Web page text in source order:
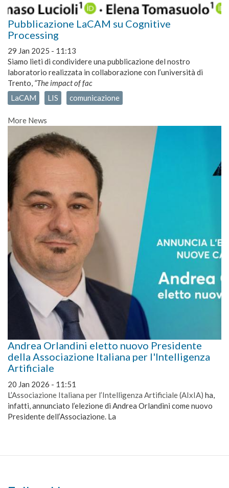
Pubblicazione LaCAM su Cognitive
Processing
29 Jan 2025 - 11:13
Siamo lieti di condividere una pubblicazione del nostro
laboratorio realizzata in collaborazione con l’università di
Trento, “The impact of fac
LaCAM
LIS comunicazione
More News
Andrea Orlandini eletto nuovo Presidente
della Associazione Italiana per l'Intelligenza
Artificiale
20 Jan 2026 - 11:51
L’Associazione Italiana per l’Intelligenza Artificiale (AIxIA) ha,
infatti, annunciato l’elezione di Andrea Orlandini come nuovo
Presidente dell’Associazione. La